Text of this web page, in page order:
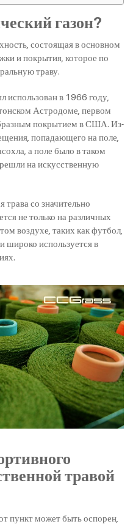
газон?
состоящая в основном
и покрытия, которое по
траву.
использован в 1966 году,
Астродоме, первом
покрытием в США. Из-
попадающего на поле,
а поле было в таком
на искусственную
трава со значительно
не только на различных
воздухе, таких как футбол,
широко используется в
травой
пункт может быть оспорен,